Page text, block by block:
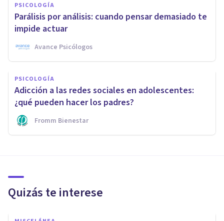
PSICOLOGÍA
Parálisis por análisis: cuando pensar demasiado te
impide actuar
Avance Psicólogos
PSICOLOGÍA
Adicción a las redes sociales en adolescentes:
¿qué pueden hacer los padres?
Fromm Bienestar
Quizás te interese